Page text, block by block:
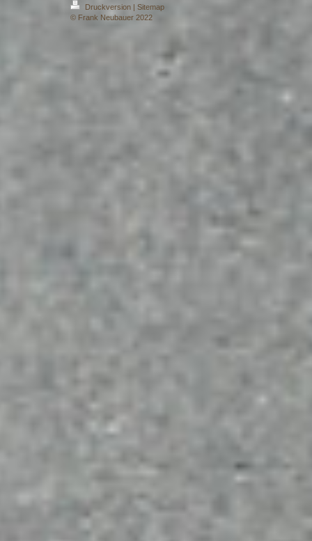
Druckversion | Sitemap
© Frank Neubauer 2022